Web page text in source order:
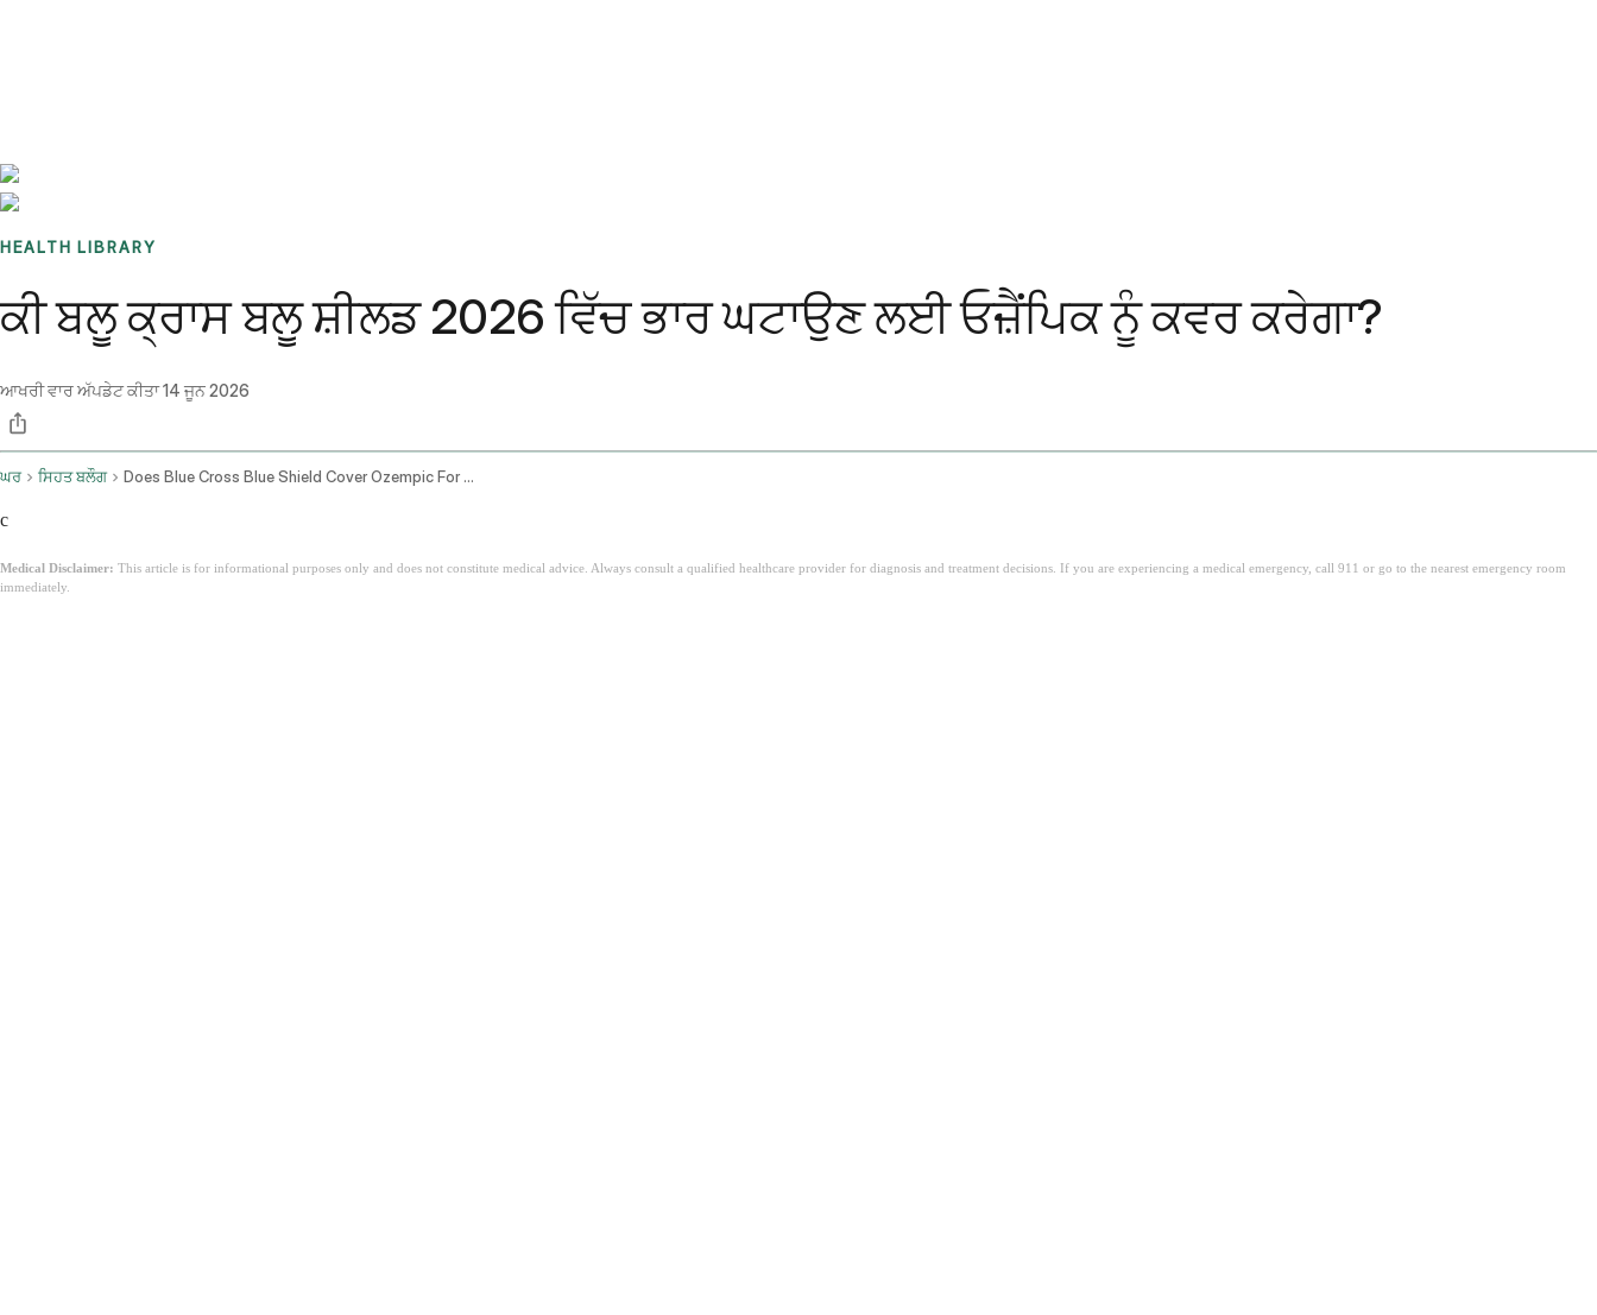
HEALTH LIBRARY
ਕੀ ਬਲੂ ਕ੍ਰਾਸ ਬਲੂ ਸ਼ੀਲਡ 2026 ਵਿੱਚ ਭਾਰ ਘਟਾਉਣ ਲਈ ਓਜ਼ੈਂਪਿਕ ਨੂੰ ਕਵਰ ਕਰੇਗਾ?
ਆਖਰੀ ਵਾਰ ਅੱਪਡੇਟ ਕੀਤਾ14 ਜੂਨ 2026
ਘਰ ਸਿਹਤ ਬਲੌਗ Does Blue Cross Blue Shield Cover Ozempic For Weight Loss
c
Medical Disclaimer: This article is for informational purposes only and does not constitute medical advice. Always consult a qualified healthcare provider for diagnosis and treatment decisions. If you are experiencing a medical emergency, call 911 or go to the nearest emergency room
immediately.